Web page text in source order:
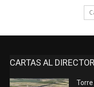
CARTAS AL DIRECTOR